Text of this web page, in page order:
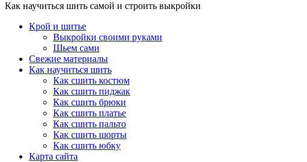
Как научиться шить самой и строить выкройки
Крой и шитье
Выкройки своими руками
Шьем сами
Свежие материалы
Как научиться шить
Как сшить костюм
Как сшить пиджак
Как сшить брюки
Как сшить платье
Как сшить пальто
Как сшить шорты
Как сшить юбку
Карта сайта